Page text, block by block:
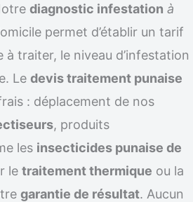
diagnostic infestation à
permet d’établir un tarif
à traiter, le niveau d’infestation
Le devis traitement punaise
: déplacement de nos
, produits
les insecticides punaise de
le traitement thermique ou la
garantie de résultat. Aucun